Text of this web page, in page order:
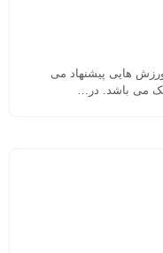
هایی پیشنهاد می
می باشد. در…